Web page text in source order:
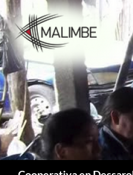
Saltar
al
contenido